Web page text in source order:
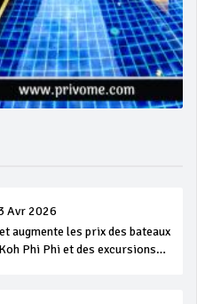
Avr 2026
augmente les prix des bateaux
Phi Phi et des excursions